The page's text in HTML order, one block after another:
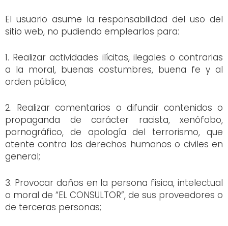
El usuario asume la responsabilidad del uso del
sitio web, no pudiendo emplearlos para:
1. Realizar actividades ilícitas, ilegales o contrarias
a la moral, buenas costumbres, buena fe y al
orden público;
2. Realizar comentarios o difundir contenidos o
propaganda de carácter racista, xenófobo,
pornográfico, de apología del terrorismo, que
atente contra los derechos humanos o civiles en
general;
3. Provocar daños en la persona física, intelectual
o moral de “EL CONSULTOR”, de sus proveedores o
de terceras personas;